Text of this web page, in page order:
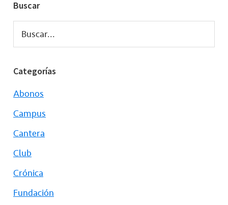
Buscar
Buscar...
Categorías
Abonos
Campus
Cantera
Club
Crónica
Fundación